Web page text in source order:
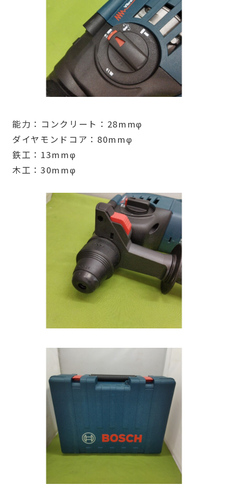
能力：コンクリート：28mmφ
ダイヤモンドコア：80mmφ
鉄工：13mmφ
木工：30mmφ